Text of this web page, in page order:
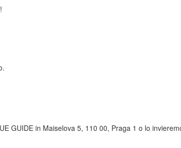
GUIDE in Maiselova 5, 110 00, Praga 1 o lo